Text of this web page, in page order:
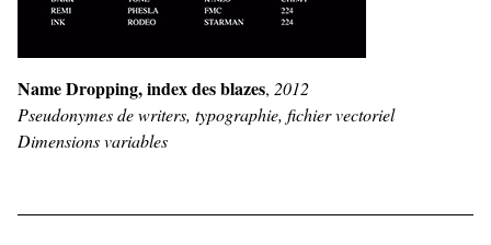
Name Dropping, index des blazes, 2012
Pseudonymes de writers, typographie, fichier vectoriel
Dimensions variables